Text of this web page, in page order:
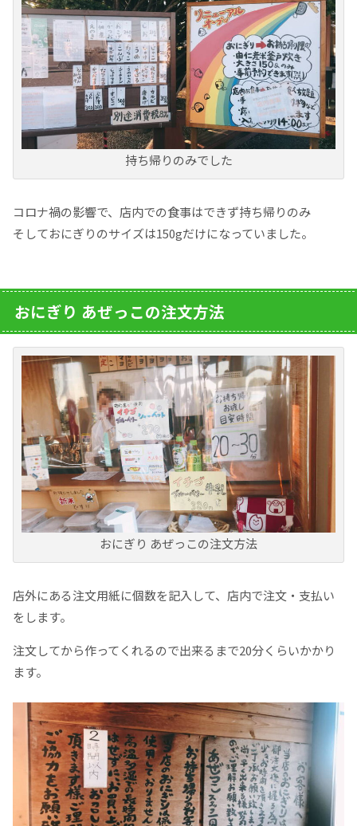
持ち帰りのみでした
コロナ禍の影響で、店内での食事はできず持ち帰りのみ
そしておにぎりのサイズは150gだけになっていました。
おにぎり あぜっこの注文方法
おにぎり あぜっこの注文方法
店外にある注文用紙に個数を記入して、店内で注文・支払い
をします。
注文してから作ってくれるので出来るまで20分くらいかかり
ます。